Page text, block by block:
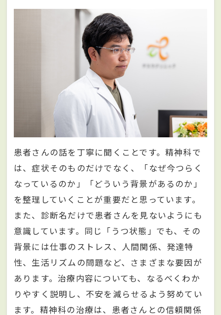
患者さんの話を丁寧に聞くことです。精神科で
は、症状そのものだけでなく、「なぜ今つらく
なっているのか」「どういう背景があるのか」
を整理していくことが重要だと思っています。
また、診断名だけで患者さんを見ないようにも
意識しています。同じ「うつ状態」でも、その
背景には仕事のストレス、人間関係、発達特
性、生活リズムの問題など、さまざまな要因が
あります。治療内容についても、なるべくわか
りやすく説明し、不安を減らせるよう努めてい
ます。精神科の治療は、患者さんとの信頼関係